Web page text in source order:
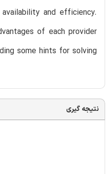
and efficiency.
of each provider
some hints for solving
نتیجه گیری